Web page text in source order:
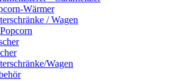
Wärmer
/ Wagen
Wagen